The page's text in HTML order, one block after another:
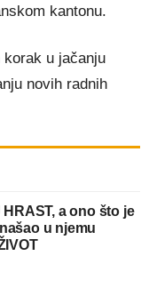
kantonu.
u jačanju
novih radnih
HRAST, a ono što je
u njemu